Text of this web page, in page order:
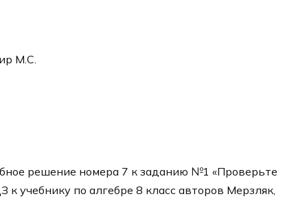
М.С.
решение номера 7 к заданию №1 «Проверьте
к учебнику по алгебре 8 класс авторов Мерзляк,